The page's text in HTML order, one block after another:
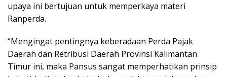
upaya ini bertujuan untuk memperkaya materi
Ranperda.
“Mengingat pentingnya keberadaan Perda Pajak
Daerah dan Retribusi Daerah Provinsi Kalimantan
Timur ini, maka Pansus sangat memperhatikan prinsip